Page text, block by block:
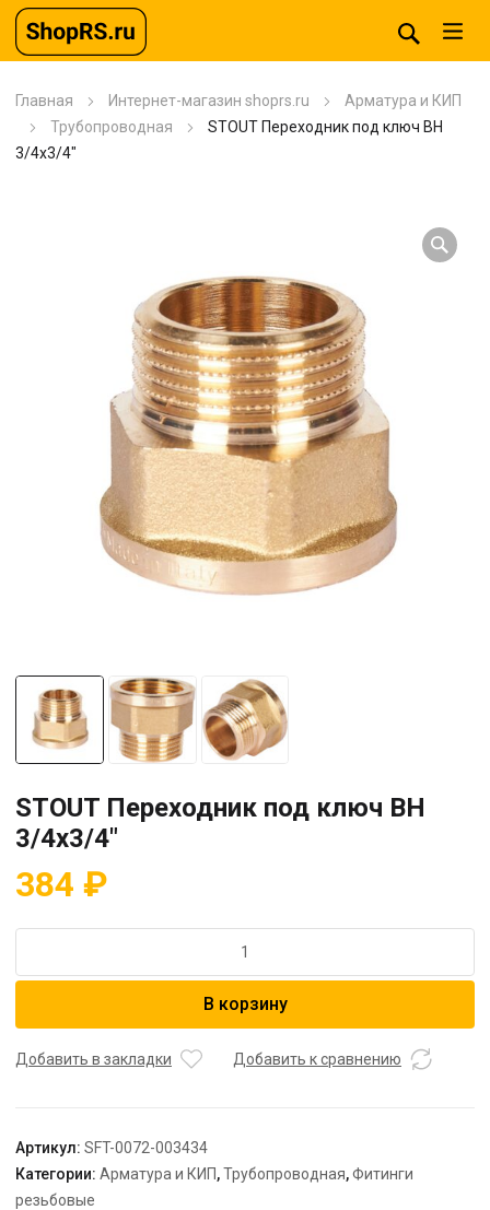
Главная Интернет-магазин shoprs.ru
Арматура и КИП
Трубопроводная
STOUT Переходник под ключ ВН
3/4х3/4″
STOUT Переходник под ключ ВН
3/4х3/4″
384 ₽
STOUT
ключ
В корзину
Добавить в закладки Добавить к сравнению
Артикул: SFT-0072-003434
Категории: Арматура и КИП,Трубопроводная,Фитинги
резьбовые